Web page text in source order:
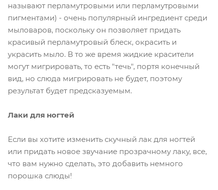
называют перламутровыми или перламутровыми
пигментами) - очень популярный ингредиент среди
мыловаров, поскольку он позволяет придать
красивый перламутровый блеск, окрасить и
украсить мыло. В то же время жидкие красители
могут мигрировать, то есть "течь", портя конечный
вид, но слюда мигрировать не будет, поэтому
результат будет предсказуемым.
Лаки для ногтей
Если вы хотите изменить скучный лак для ногтей
или придать новое звучание прозрачному лаку, все,
что вам нужно сделать, это добавить немного
порошка слюды!